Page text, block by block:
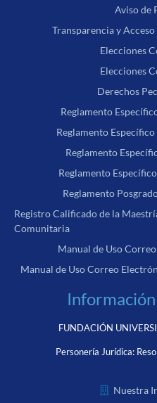
Aviso de
Transparencia y
Elecciones
Elecciones
Derechos
Reglamento
Reglamento
Reglamento
Reglamento
Reglamento
Registro Calificado de la
Comunitaria
Manual de Uso
Manual de Uso Correo
FUNDACIÓN
Personería Jurídica:
Nuestra